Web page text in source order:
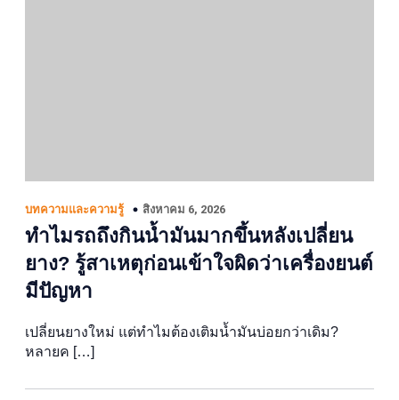
บทความและความรู้ สิงหาคม 6, 2026
ทำไมรถถึงกินน้ำมันมากขึ้นหลังเปลี่ยน
ยาง? รู้สาเหตุก่อนเข้าใจผิดว่าเครื่องยนต์
มีปัญหา
เปลี่ยนยางใหม่ แต่ทำไมต้องเติมน้ำมันบ่อยกว่าเดิม?
หลายค […]